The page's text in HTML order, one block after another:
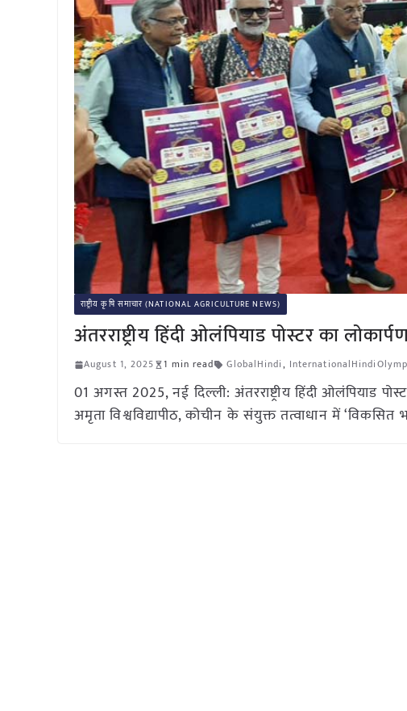
राष्ट्रीय कृषि समाचार (NATIONAL AGRICULTURE NEWS)
अंतरराष्ट्रीय हिंदी ओलंपियाड पोस्टर का
August 1, 2025 1 min read GlobalHindi,
01 अगस्त 2025, नई दिल्ली: अंतरराष्ट्रीय हिंदी ओलंपियाड
अमृता विश्वविद्यापीठ, कोचीन के संयुक्त तत्वाधान में ‘विकसित